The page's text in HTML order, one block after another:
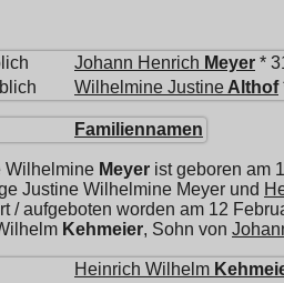
Johann Henrich Meyer *
Wilhelmine Justine Althof
Familiennamen
Wilhelmine Meyer ist geboren am
Justine Wilhelmine Meyer und
/ aufgeboten worden am 12
Kehmeier, Sohn von
Heinrich Wilhelm